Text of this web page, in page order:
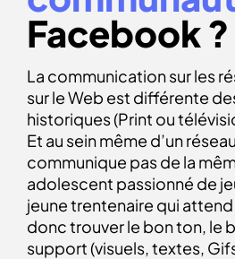
Facebook ?
La communication sur les
sur le Web est différente
historiques (Print ou
Et au sein même d’un
communique pas de la
adolescent passionné de
jeune trentenaire qui attend
donc trouver le bon ton, le
support (visuels, textes,